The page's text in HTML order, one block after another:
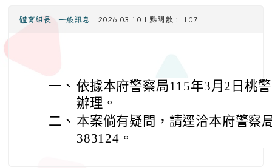
體育組長 - 一般訊息 | 2026-03-10 | 點閱數： 107
一、 依據本府警察局115年3月2日桃
辦理。
二、 本案倘有疑問，請逕洽本府警察
383124。